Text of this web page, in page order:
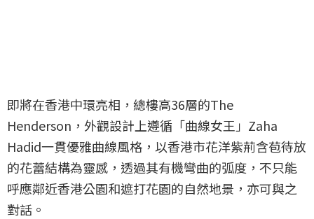
即將在香港中環亮相，總樓高36層的The
Henderson，外觀設計上遵循「曲線女王」Zaha
Hadid一貫優雅曲線風格，以香港市花洋紫荊含苞待放
的花蕾結構為靈感，透過其有機彎曲的弧度，不只能
呼應鄰近香港公園和遮打花園的自然地景，亦可與之
對話。